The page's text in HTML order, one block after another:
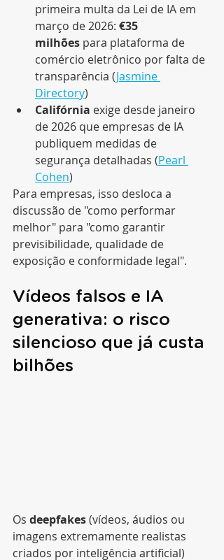
primeira multa da Lei de IA em
março de 2026: €35
milhões para plataforma de
comércio eletrônico por falta de
transparência (Jasmine
Directory)
Califórnia exige desde janeiro
de 2026 que empresas de IA
publiquem medidas de
segurança detalhadas (Pearl
Cohen)
Para empresas, isso desloca a
discussão de "como performar
melhor" para "como garantir
previsibilidade, qualidade de
exposição e conformidade legal".
Vídeos falsos e IA
generativa: o risco
silencioso que já custa
bilhões
Os deepfakes (vídeos, áudios ou
imagens extremamente realistas
criados por inteligência artificial)